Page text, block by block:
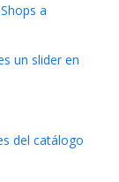
a
un slider en
del catálogo